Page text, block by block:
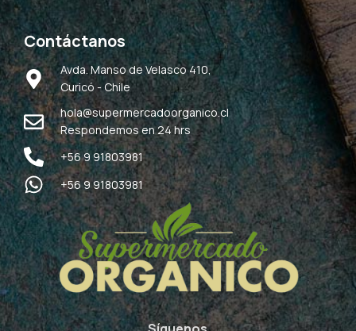
Contáctanos
Avda. Manso de Velasco 410,
Curicó - Chile
hola@supermercadoorganico.cl
Respondemos en 24 hrs
+56 9 91803981
+56 9 91803981